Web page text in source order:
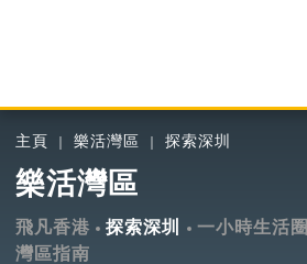
主頁 樂活灣區 探索深圳
樂活灣區
飛凡香港 探索深圳 一小時生活圈
灣區指南